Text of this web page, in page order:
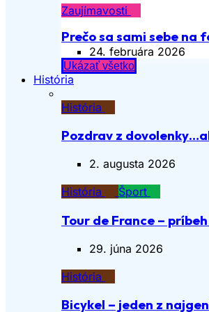
Zaujímavosti
Prečo sa sami sebe na
24. februára 2026
Ukázať všetko
História
História
Pozdrav z
2. augusta 2026
História
Šport
Tour de France –
29. júna 2026
História
Bicykel – jeden z